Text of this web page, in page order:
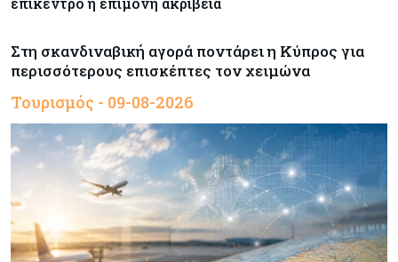
Στη σκανδιναβική αγορά ποντάρει η Κύπρος για
περισσότερους επισκέπτες τον χειμώνα
Τουρισμός - 09-08-2026